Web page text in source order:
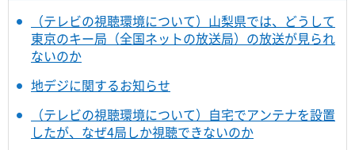
（テレビの視聴環境について）山梨県では、どうして
東京のキー局（全国ネットの放送局）の放送が見られ
ないのか
地デジに関するお知らせ
（テレビの視聴環境について）自宅でアンテナを設置
したが、なぜ4局しか視聴できないのか